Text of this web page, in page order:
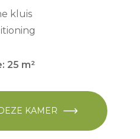
kluis
25 m²
KAMER